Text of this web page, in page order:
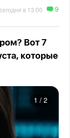
сегодня в 13:00 9
Вот 7
которые
1 / 2